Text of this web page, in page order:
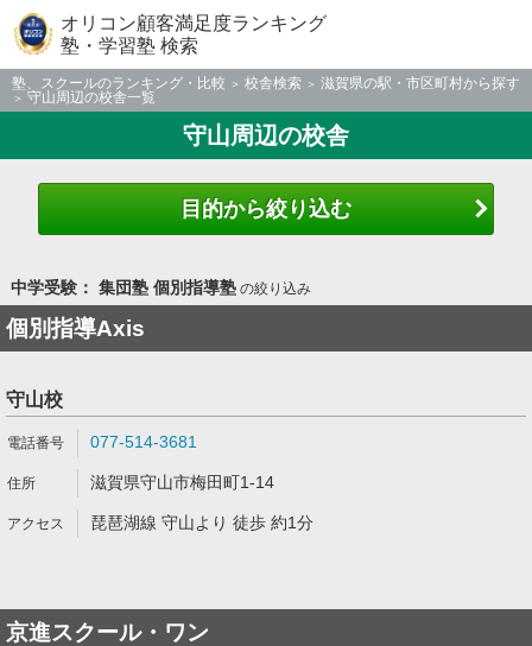
オリコン顧客満足度ランキング
塾・学習塾 検索
塾、スクールのランキング・比較 校舎検索
滋賀県の駅・市区町村から探す
守山周辺の校舎一覧
守山周辺の校舎
目的から絞り込む
中学受験： 集団塾 個別指導塾の絞り込み
個別指導Axis
守山校
077-514-3681
滋賀県守山市梅田町1-14
琵琶湖線 守山より 徒歩 約1分
京進スクール・ワン